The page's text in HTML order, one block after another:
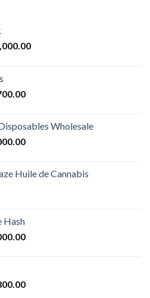
Plage
Plage
€400.00
à
Wholesale
Plage
€350.00
Huile de Cannabis
Hash
Plage
àPlage